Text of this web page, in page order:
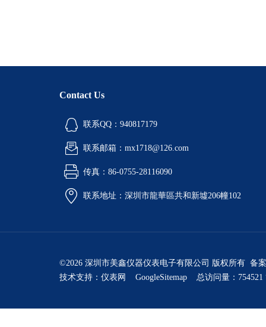
Contact Us
联系QQ：940817179
联系邮箱：mx1718@126.com
传真：86-0755-28116090
联系地址：深圳市龍華區共和新墟206幢102
©2026 深圳市美鑫仪器仪表电子有限公司 版权所有 备
技术支持： 仪表网 GoogleSitemap 总访问量：754521